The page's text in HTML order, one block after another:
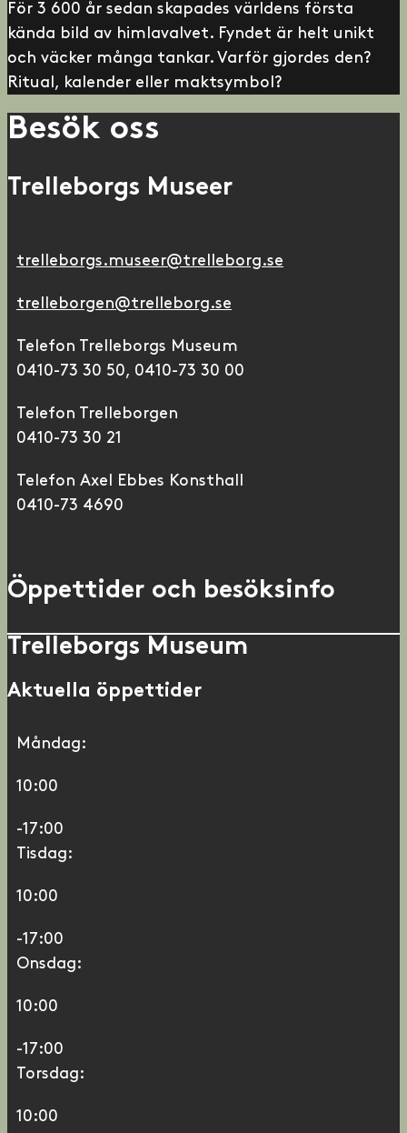
För 3 600 år sedan skapades världens första
kända bild av himlavalvet. Fyndet är helt unikt
och väcker många tankar. Varför gjordes den?
Ritual, kalender eller maktsymbol?
Besök oss
Trelleborgs Museer
trelleborgs.museer@trelleborg.se
trelleborgen@trelleborg.se
Telefon Trelleborgs Museum
0410-73 30 50, 0410-73 30 00
Telefon Trelleborgen
0410-73 30 21
Telefon Axel Ebbes Konsthall
0410-73 4690
Öppettider och besöksinfo
Trelleborgs Museum
Aktuella öppettider
Måndag:
10:00
-17:00
Tisdag:
10:00
-17:00
Onsdag:
10:00
-17:00
Torsdag:
10:00